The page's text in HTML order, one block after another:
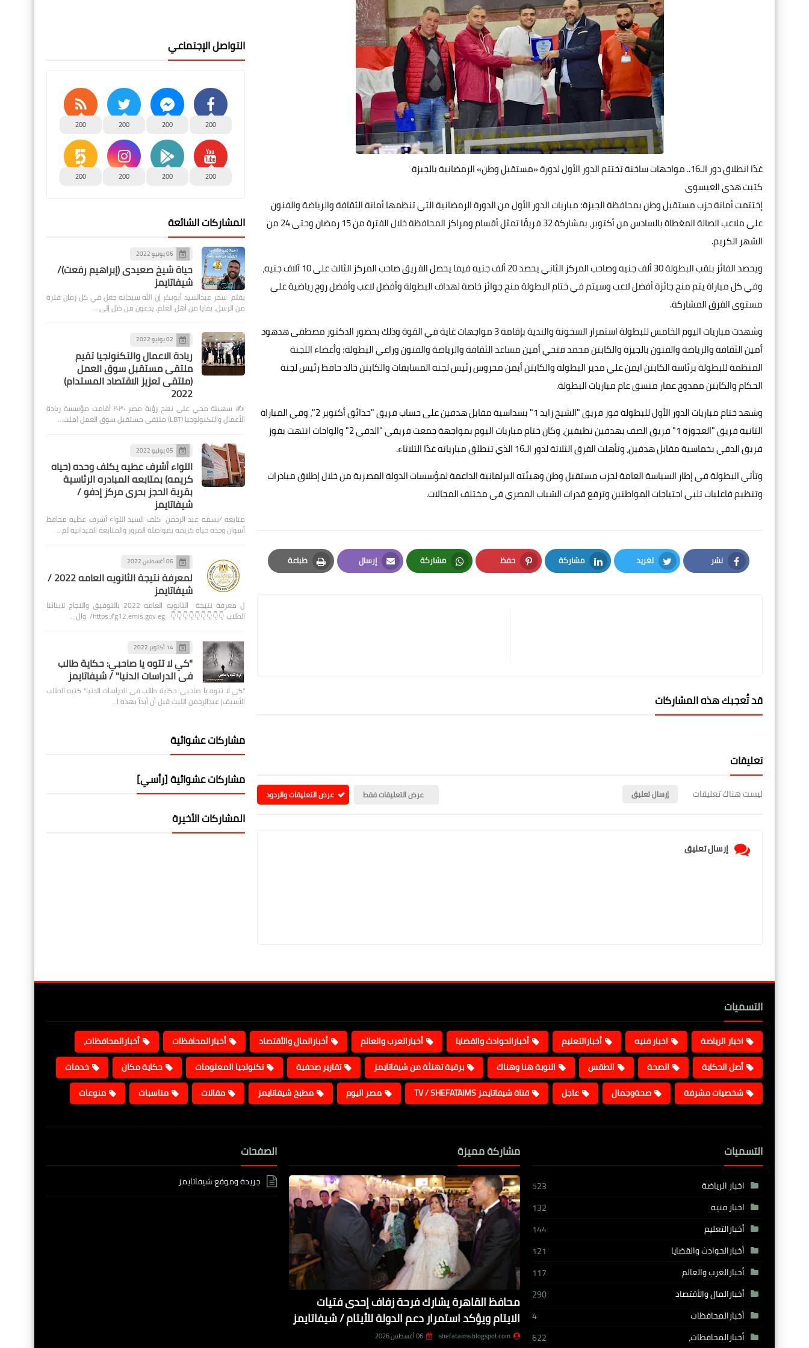
غدًا انطلاق دور الـ16.. مواجهات ساخنة تختتم الدور الأول لدورة «مستقبل وطن» الرمضانية بالجيزة
كتبت هدى العيسوى
إختتمت أمانة حزب مستقبل وطن بمحافظة الجيزة؛ مباريات الدور الأول من الدورة الرمضانية التي تنظمها أمانة الثقافة والرياضة والفنون
على ملاعب الصالة المغطاة بالسادس من أكتوبر، بمشاركة 32 فريقًا تمثل أقسام ومراكز المحافظة خلال الفترة من 15 رمضان وحتى 24 من
الشهر الكريم.
ويحصد الفائز بلقب البطولة 30 ألف جنيه وصاحب المركز الثاني يحصد 20 ألف جنيه فيما يحصل الفريق صاحب المركز الثالث على 10 آلاف جنيه،
وفي كل مباراة يتم منح جائزة أفضل لاعب وسيتم في ختام البطولة منح جوائز خاصة لهداف البطولة وأفضل لاعب وأفضل روح رياضية على
مستوى الفرق المشاركة.
وشهدت مباريات اليوم الخامس للبطولة استمرار السخونة والندية بإقامة 3 مواجهات غاية في القوة وذلك بحضور الدكتور مصطفى هدهود
أمين الثقافة والرياضة والفنون بالجيزة والكابتن محمد فتحي أمين مساعد الثقافة والرياضة والفنون وراعي البطولة؛ وأعضاء اللجنة
المنظمة للبطولة برئاسة الكابتن ايمن علي مدير البطولة والكابتن أيمن محروس رئيس لجنه المسابقات والكابتن خالد حافظ رئيس لجنة
الحكام والكابتن ممدوح عمار منسق عام مباريات البطولة.
وشهد ختام مباريات الدور الأول للبطولة فوز فريق "الشيخ زايد 1" بسداسية مقابل هدفين على حساب فريق "حدائق أكتوبر 2"، وفي المباراة
الثانية فريق "العجوزة 1" فريق الصف بهدفين نظيفين، وكان ختام مباريات اليوم بمواجهة جمعت فريقي "الدقي 2" والواحات انتهت بفوز
فريق الدقي بخماسية مقابل هدفين، وتأهلت الفرق الثلاثة لدور الـ16 الذي تنطلق مبارياته غدًا الثلاثاء.
وتأتي البطولة في إطار السياسة العامة لحزب مستقبل وطن وهيئته البرلمانية الداعمة لمؤسسات الدولة المصرية من خلال إطلاق مبادرات
وتنظيم فاعليات تلبي احتياجات المواطنين وترفع قدرات الشباب المصري في مختلف المجالات.
نشر
Facebook
تغريد
Twitter
مشاركة
LinkedIn
حفظ
Pinterest
مشاركة
Whatsapp
إرسال
Email
طباعة
Print
قد تُعجبك هذه المشاركات
تعليقات
ليست هناك تعليقات إرسال تعليق عرض التعليقات فقط عرض التعليقات والردود
إرسال تعليق
التواصل الإجتماعي
200
200
200
200
200
200
200
200
المشاركات الشائعة
06 يونيو 2022
حياة شيخ صعيدى (إبراهيم رفعت)/
شيفاتايمز
بقلم :سحر عبدالسيد أبوبكر إن الله سبحانه جعل في كل زمان فترة
من الرسل، بقايا من أهل العلم، يدعون من ضل إلى …
02 يونيو 2022
ريادة الاعمال والتكنولجيا تقيم
ملتقى مستقبل سوق العمل
(ملتقى تعزيز الاقتصاد المستدام)
2022
✍️ سهيلة محي على نهج رؤية مصر ٢٠٣٠ أقامت مؤسسة ريادة
الأعمال والتكنولوجيا (LBT) ملتقى مستقبل سوق العمل (ملت…
05 يوليو 2022
اللواء أشرف عطيه يكلف وحده (حياه
كريمه) بمتابعه المبادره الرئاسية
بقرية الحجز بحرى مركز إدفو /
شيفاتايمز
متابعه /بسمه عبد الرحمن كلف السيد اللواء أشرف عطيه محافظ
أسوان وحده حياه كريمه بمواصلة المرور والمتابعة الميدانية لم…
06 أغسطس 2022
لمعرفة نتيجة الثانويه العامه 2022 /
شيفاتايمز
ل معرفة نتيجة الثانويه العامه 2022 بالتوفيق والنجاح لابنائنا
الطلاب 👇👇👇👇👇👇👇👇👇 https://g12.emis.gov.eg/ وال…
14 أكتوبر 2022
"كي لا تتوه يا صاحبي: حكاية طالب
في الدراسات الدنيا" / شيفاتايمز
"كي لا تتوه يا صاحبي: حكاية طالب في الدراسات الدنيا" كتبه الطالب
الأسيف| عبدالرحمن الليث قبل أن أبدأ بهذه ا…
مشاركات عشوائية
مشاركات عشوائية [رأسي]
المشاركات الأخيرة
التسميات
اخبار الرياضة اخبار فنيه أخبارالتعليم أخبارالحوادث والقضايا أخبارالعرب والعالم أخبارالمال والأقتصاد أخبارالمحافظات
أخبارالمحافظات،
أصل الحكاية
الصحة الطقس النوبة هنا وهناك برقية تهنئة من شيفاتايمز تقارير صحفية تكنولجيا المعلومات حكاية مكان
خدمات
شخصيات مشرفة
صحةوجمال عاجل قناة شيفاتايمز TV / SHEFATAIMS مصر اليوم مطبخ شيفاتايمز مقالات مناسبات منوعات
التسميات
اخبار الرياضة
523
اخبار فنيه
132
أخبارالتعليم
144
أخبارالحوادث والقضايا
121
أخبارالعرب والعالم
117
أخبارالمال والأقتصاد
290
أخبارالمحافظات
4
أخبارالمحافظات،
622
مشاركة مميزة
محافظ القاهرة يشارك فرحة زفاف إحدى فتيات
الايتام ويؤكد استمرار دعم الدولة للأيتام / شيفاتايمز
shefataims.blogspot.com 06 أغسطس 2026
الصفحات
جريدة وموقع شيفاتايمز